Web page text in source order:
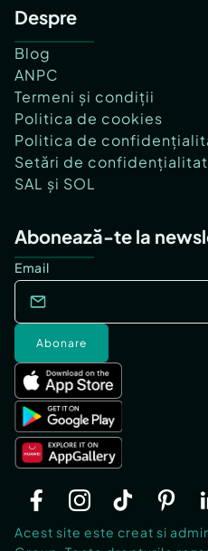
Despre
Blog
ANPC
Termeni și condiții
Politica de cookies
Politica de
Setări de
SAL și SOL
Abonează-te la
Email
Abonare
Acest site este creat si